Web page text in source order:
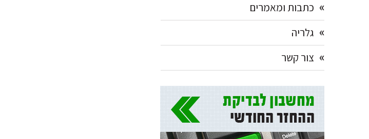
כתבות ומאמרים
גלריה
צור קשר